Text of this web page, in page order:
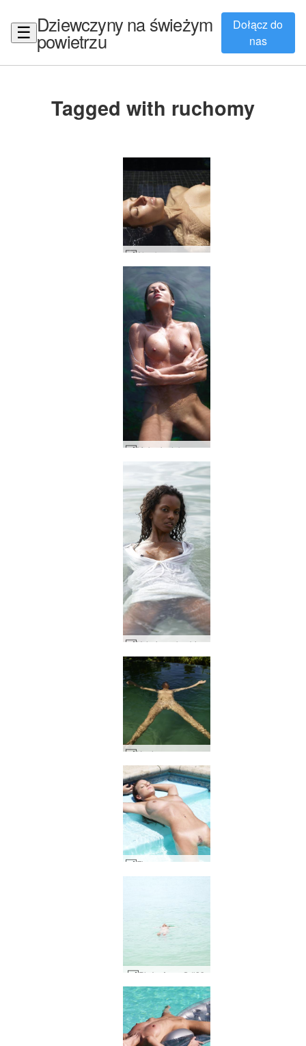
☰ Dziewczyny na świeżym
powietrzu
Dołącz do
nas
Tagged with ruchomy
Alya basenowa dziewczyna #9
Meksykańska cenote Brigi #24
Valerie mokra biel #42
Koniczyna naga sztuka basenowa #12
Flora zanurzona #71
Plaża Anny S #89